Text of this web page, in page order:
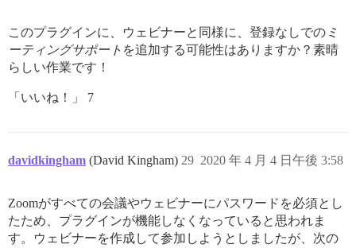
このプラグインに、ウェビナーと同様に、登録なしでの ミ
ーティングサポート を追加する可能性はありますか？素晴
らしい作業です！
「いいね！」 7
davidkingham (David Kingham) 2020 年 4 月 4 日午後 3:58
29
Zoomがすべての会議やウェビナーにパスワードを必須とし
たため、プラグインが機能しなくなっていると思われま
す。ウェビナーを作成して参加しようとしましたが、次の